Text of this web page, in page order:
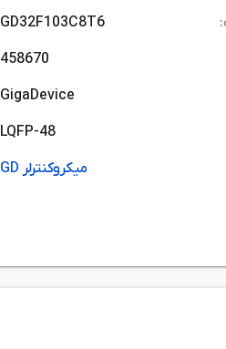
GD32F103C8T6
458670
GigaDevice
LQFP-48
میکروکنترلر GD